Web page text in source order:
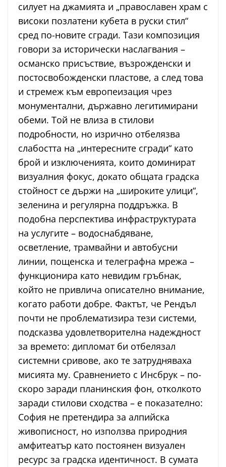
силует на джамията и „православен храм с
високи позлатени кубета в руски стил“
сред по-новите сгради. Тази композиция
говори за исторически наслагвания –
османско присъствие, възрожденски и
постосвобожденски пластове, а след това
и стремеж към европеизация чрез
монументални, държавно легитимирани
обеми. Той не влиза в стилови
подробности, но изрично отбелязва
слабостта на „интересните сгради“ като
брой и изключенията, които доминират
визуалния фокус, докато общата градска
стойност се държи на „широките улици“,
зеленина и регулярна поддръжка. В
подобна перспектива инфраструктурата
на услугите – водоснабдяване,
осветление, трамвайни и автобусни
линии, пощенска и телеграфна мрежа –
функционира като невидим гръбнак,
който не привлича описателно внимание,
когато работи добре. Фактът, че Рендъл
почти не проблематизира тези системи,
подсказва удовлетворителна надеждност
за времето: дипломат би отбелязал
системни сривове, ако те затрудняваха
мисията му. Сравнението с Инсбрук – по-
скоро заради планинския фон, отколкото
заради стилови сходства – е показателно:
София не претендира за алпийска
живописност, но използва природния
амфитеатър като постоянен визуален
ресурс за градска идентичност. В сумата